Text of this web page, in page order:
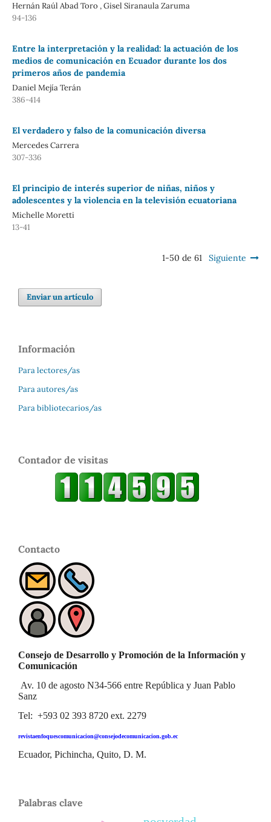
Hernán Raúl Abad Toro , Gisel Siranaula Zaruma
94-136
Entre la interpretación y la realidad: la actuación de los
medios de comunicación en Ecuador durante los dos
primeros años de pandemia
Daniel Mejía Terán
386-414
El verdadero y falso de la comunicación diversa
Mercedes Carrera
307-336
El principio de interés superior de niñas, niños y
adolescentes y la violencia en la televisión ecuatoriana
Michelle Moretti
13-41
1-50 de 61 Siguiente
Enviar un artículo
Información
Para lectores/as
Para autores/as
Para bibliotecarios/as
Contador de visitas
Contacto
Consejo de Desarrollo y Promoción de la Información y
Comunicación
Av. 10 de agosto N34-566 entre República y Juan Pablo
Sanz
Tel: +593 02 393 8720 ext. 2279
revistaenfoquescomunicacion@consejodecomunicacion.gob.ec
Ecuador, Pichincha, Quito, D. M.
Palabras clave